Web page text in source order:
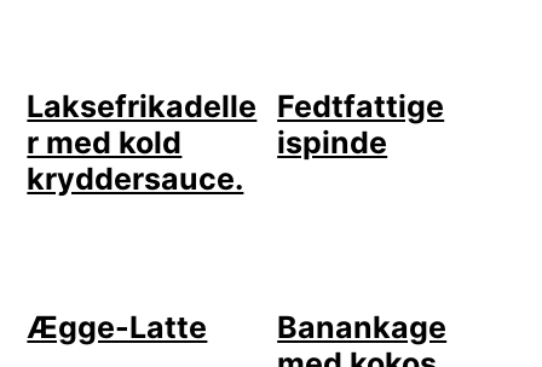
Laksefrikadelle
r med kold
kryddersauce.
Fedtfattige
ispinde
Ægge-Latte
Banankage